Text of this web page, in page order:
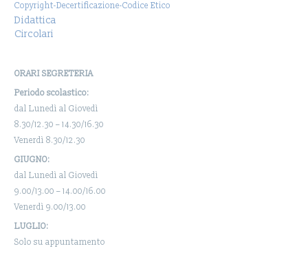
Copyright-Decertificazione-Codice Etico
Didattica
Circolari
ORARI SEGRETERIA
Periodo scolastico:
dal Lunedì al Giovedì
8.30/12.30 – 14.30/16.30
Venerdì 8.30/12.30
GIUGNO:
dal Lunedì al Giovedì
9.00/13.00 – 14.00/16.00
Venerdì 9.00/13.00
LUGLIO:
Solo su appuntamento